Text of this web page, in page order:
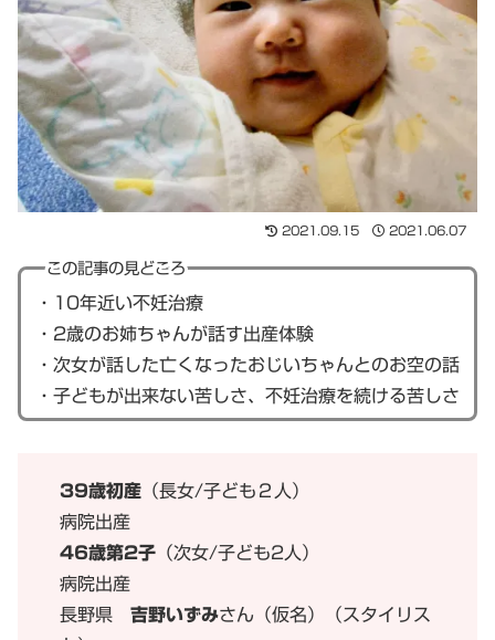
2021.09.15 2021.06.07
この記事の見どころ
・10年近い不妊治療
・2歳のお姉ちゃんが話す出産体験
・次女が話した亡くなったおじいちゃんとのお空の話
・子どもが出来ない苦しさ、不妊治療を続ける苦しさ
39歳初産 （長女/子ども２人）
病院出産
46歳第2子 （次女/子ども2人）
病院出産
長野県 吉野いずみさん（仮名）（スタイリス